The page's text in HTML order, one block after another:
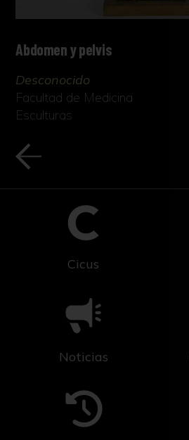
Abdomen y pelvis
Desconocido
Facultad de Medicina
Esculturas
Cicus
Noticias